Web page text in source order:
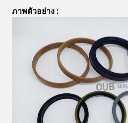
ภาพตัวอย่าง :